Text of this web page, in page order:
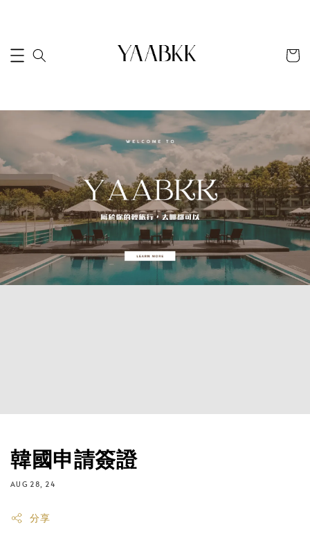
韓國申請簽證
AUG 28, 24
分享